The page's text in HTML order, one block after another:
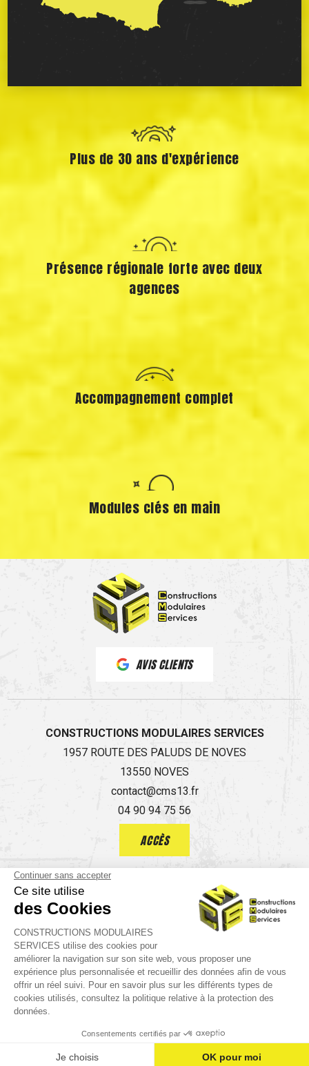
Plus de 30 ans d'expérience
Présence régionale forte avec deux
agences
Accompagnement complet
Modules clés en main
mail
CONTACT
AVIS CLIENTS
CONSTRUCTIONS MODULAIRES SERVICES
1957 ROUTE DES PALUDS DE NOVES
13550 NOVES
contact@cms13.fr
04 90 94 75 56
ACCÈS
Informations complémentaires
Politique de confidentialité